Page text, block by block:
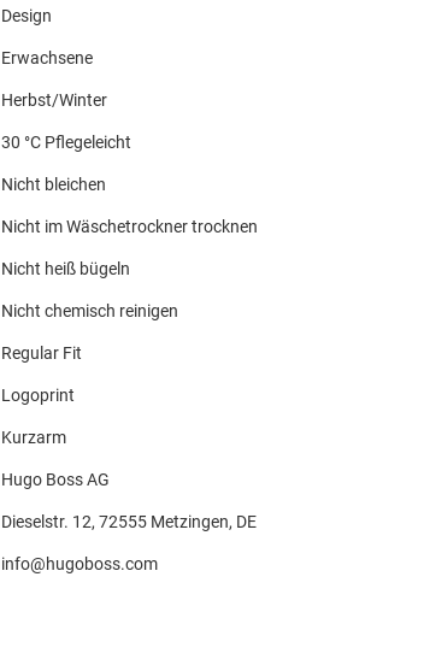
Design
Erwachsene
Herbst/Winter
30 °C Pflegeleicht
Nicht bleichen
Nicht im Wäschetrockner trocknen
Nicht heiß bügeln
Nicht chemisch reinigen
Regular Fit
Logoprint
Kurzarm
Hugo Boss AG
Dieselstr. 12, 72555 Metzingen, DE
info@hugoboss.com